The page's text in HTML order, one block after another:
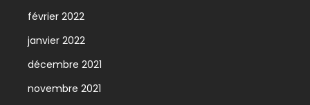
février 2022
janvier 2022
décembre 2021
novembre 2021